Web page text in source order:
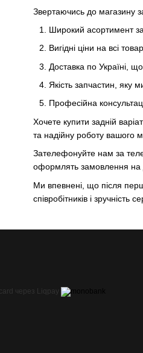
Звертаючись до магазину
Широкий асортимент
Вигідні ціни на всі
Доставка по Україні,
Якість запчастин, яку
Професійна
Хочете купити задній
та надійну роботу вашого
Зателефонуйте нам за
оформлять замовлення на
Ми впевнені, що після
співробітників і